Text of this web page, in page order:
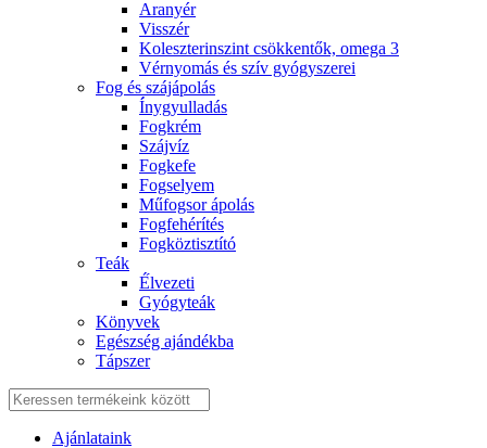
Aranyér
Visszér
Koleszterinszint csökkentők, omega 3
Vérnyomás és szív gyógyszerei
Fog és szájápolás
Í́nygyulladás
Fogkrém
Szájvíz
Fogkefe
Fogselyem
Műfogsor ápolás
Fogfehérítés
Fogköztisztító
Teák
É́lvezeti
Gyógyteák
Könyvek
Egészség ajándékba
Tápszer
Ajánlataink